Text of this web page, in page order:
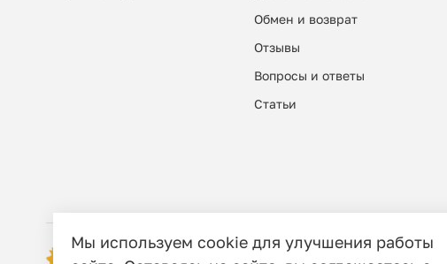
Обмен и возврат
Отзывы
Вопросы и ответы
Cтатьи
© 2006 - 2026 Этно-шоп, Интернет-магазин
Мы используем cookie для улучшения работы